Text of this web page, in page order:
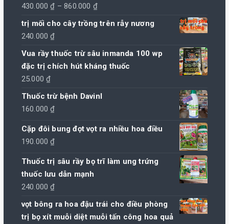
430.000₫ – 860.000 ₫Khoảng
đến
860.000 ₫
trị mối cho cây trồng trên rẫy nương
240.000₫
Vua rầy thuốc trừ sâu inmanda 100 wp
đặc trị chích hút kháng thuốc
25.000₫
Thuốc trừ bệnh Davinl
160.000₫
Cặp đôi bung đọt vọt ra nhiều hoa điều
190.000₫
Thuốc trị sâu rầy bọ trĩ làm ung trứng
thuốc lưu dẫn mạnh
240.000₫
vọt bông ra hoa đậu trái cho điều phòng
trị bọ xít muỗi diệt muỗi tấn công hoa quả